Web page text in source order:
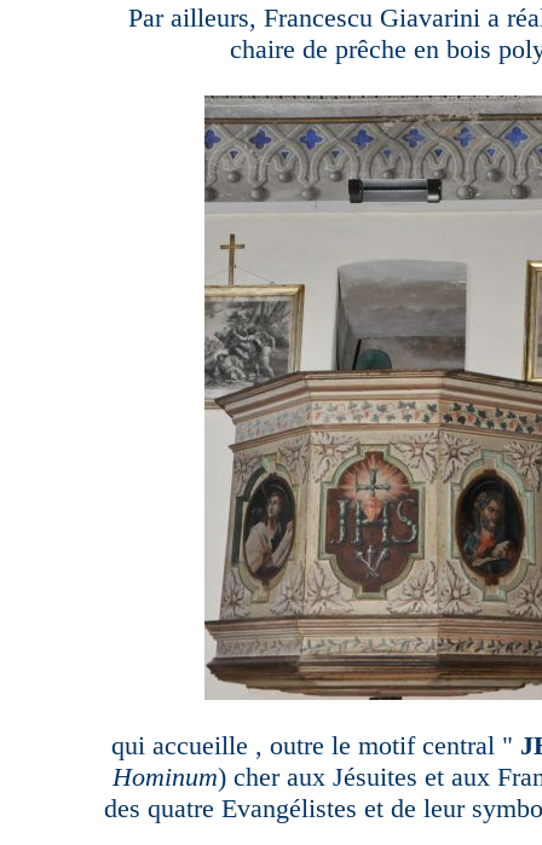
Par ailleurs, Francescu Giavarini a
chaire de prêche en bois
qui accueille , outre le motif central "
Hominum) cher aux Jésuites et aux
des quatre Evangélistes et de leur